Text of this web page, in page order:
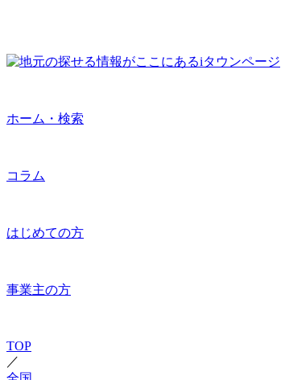
ホーム・検索
コラム
はじめての方
事業主の方
TOP
／